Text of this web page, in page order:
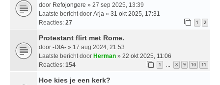
door Refojongere » 27 sep 2025, 13:39
Laatste bericht door Arja » 31 okt 2025, 17:31
Reacties: 27 1 2
Protestant flirt met Rome.
door -DIA- » 17 aug 2024, 21:53
Laatste bericht door Herman » 22 okt 2025, 11:06
Reacties: 154 1 … 8 9 10 11
Hoe kies je een kerk?